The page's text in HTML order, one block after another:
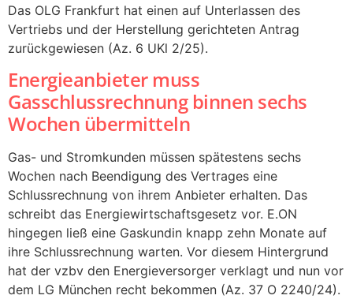
Das OLG Frankfurt hat einen auf Unterlassen des
Vertriebs und der Herstellung gerichteten Antrag
zurückgewiesen (Az. 6 UKl 2/25).
Energieanbieter muss
Gasschlussrechnung binnen sechs
Wochen übermitteln
Gas- und Stromkunden müssen spätestens sechs
Wochen nach Beendigung des Vertrages eine
Schlussrechnung von ihrem Anbieter erhalten. Das
schreibt das Energiewirtschaftsgesetz vor. E.ON
hingegen ließ eine Gaskundin knapp zehn Monate auf
ihre Schlussrechnung warten. Vor diesem Hintergrund
hat der vzbv den Energieversorger verklagt und nun vor
dem LG München recht bekommen (Az. 37 O 2240/24).